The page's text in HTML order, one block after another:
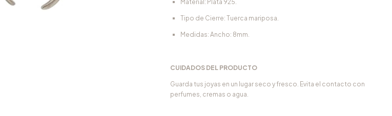
Material: Plata 925.
Tipo de Cierre: Tuerca mariposa.
Medidas: Ancho: 8mm.
CUIDADOS DEL PRODUCTO
Guarda tus joyas en un lugar seco y fresco. Evita el contacto con
perfumes, cremas o agua.